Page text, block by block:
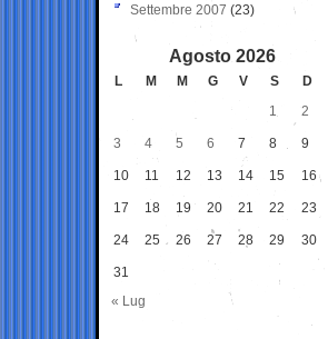
Settembre 2007 (23)
Agosto 2026
L M M G V S
D
1
2
3 4 5 6 7 8 9
10 11 12 13 14 15 16
17 18 19 20 21 22 23
24 25 26 27 28 29 30
31
« Lug